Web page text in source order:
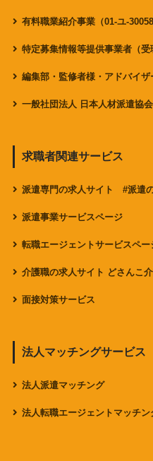
有料職業紹介事業（01-ユ-
特定募集情報等提供事業者（受
編集部・監修者様・アドバイザ
一般社団法人 日本人材派遣協会
求職者関連サービス
派遣専門の求人サイト #派遣
派遣事業サービスページ
転職エージェントサービスペー
介護職の求人サイト どさんこ
面接対策サービス
法人マッチングサービス
法人派遣マッチング
法人転職エージェントマッチン